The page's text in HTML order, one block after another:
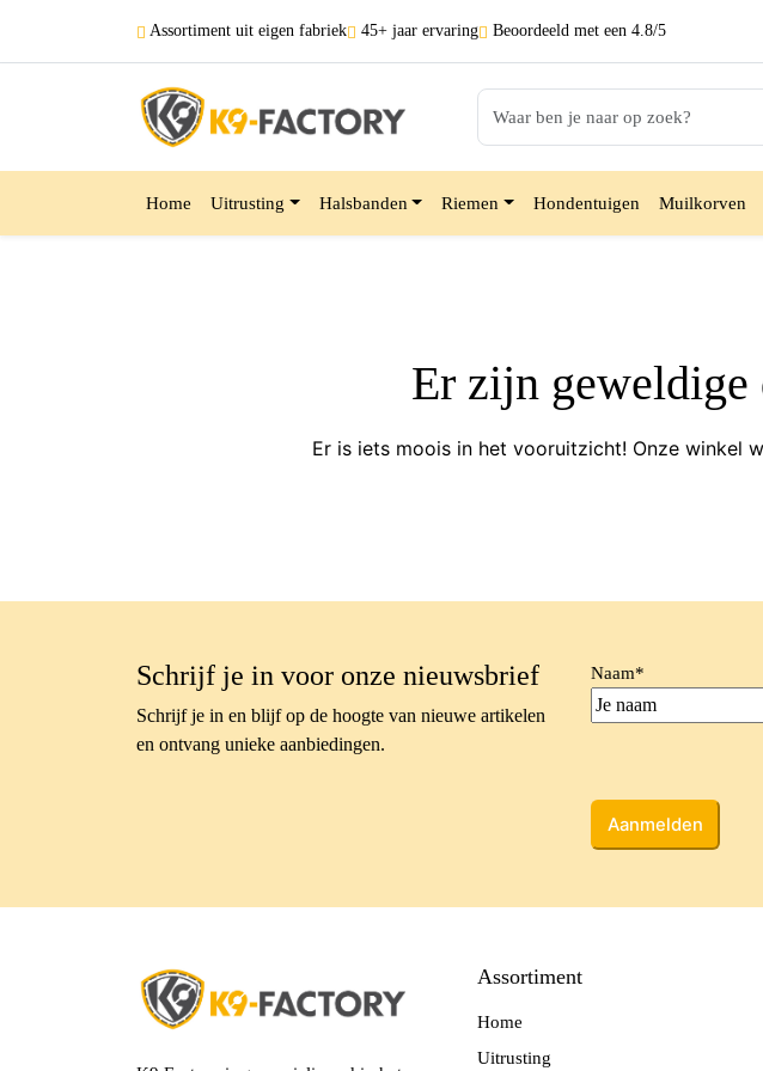
Assortiment uit eigen fabriek 45+ jaar ervaring Beoordeeld met een 4.8/5
Home Uitrusting Halsbanden Riemen Hondentuigen Muilkorven
Er zijn geweldige
Er is iets moois in het vooruitzicht! Onze winkel
Schrijf je in voor onze nieuwsbrief
Schrijf je in en blijf op de hoogte van nieuwe artikelen
en ontvang unieke aanbiedingen.
Naam*
Assortiment
Home
Uitrusting